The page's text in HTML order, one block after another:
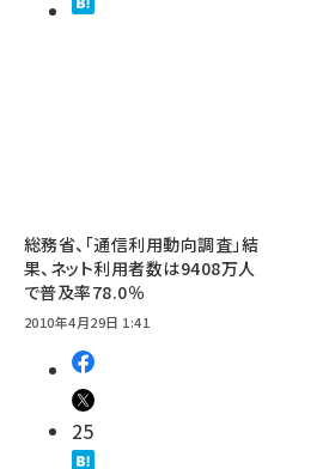
総務省、「通信利用動向調査」結
果、ネット利用者数は9408万人
で普及率78.0％
2010年4月29日 1:41
25